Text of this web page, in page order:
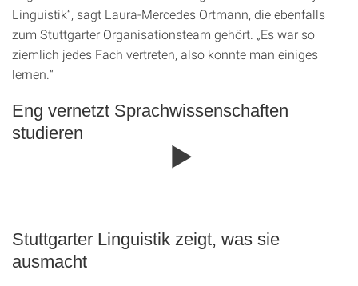
Linguistik“, sagt Laura-Mercedes Ortmann, die ebenfalls
zum Stuttgarter Organisationsteam gehört. „Es war so
ziemlich jedes Fach vertreten, also konnte man einiges
lernen.“
Eng vernetzt Sprachwissenschaften
studieren
Stuttgarter Linguistik zeigt, was sie
ausmacht